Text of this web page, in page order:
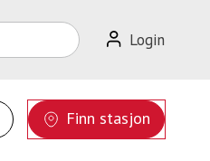
Login
Finn stasjon